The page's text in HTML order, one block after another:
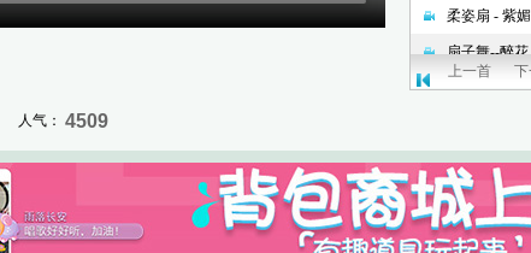
上一首
人气： 4509